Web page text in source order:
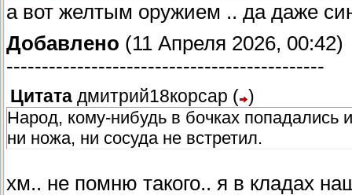
а вот желтым оружием .. да даже
Добавлено (11 Апреля 2026, 00:42)
---------------------------------------------
Цитата дмитрий18корсар ( )
Народ, кому-нибудь в бочках
ни ножа, ни сосуда не встретил.
хм.. не помню такого.. я в кладах